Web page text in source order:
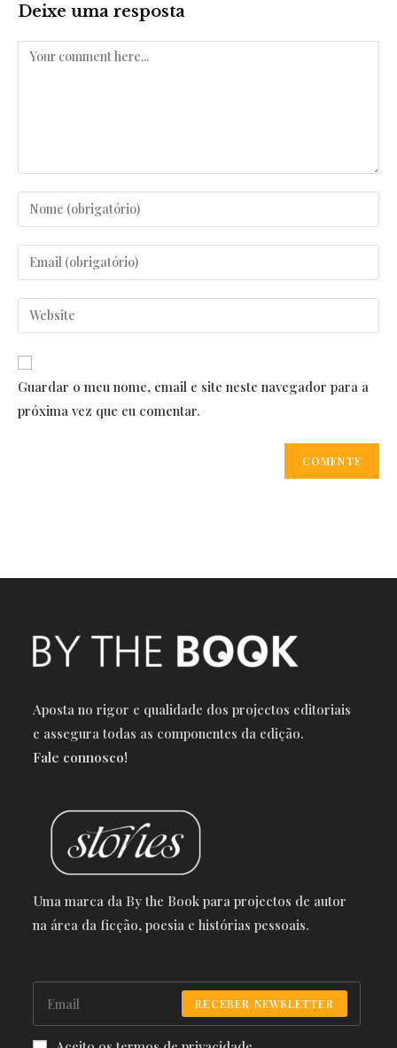
Deixe uma resposta
Comentar
Enter
your
name
username
Enter
your
email
comment
Enter
your
website
URL
(optional)
Guardar o meu nome, email e site neste navegador para a
próxima vez que eu comentar.
Aposta no rigor e qualidade dos projectos editoriais
e assegura todas as componentes da edição.
Fale connosco!
Uma marca da By the Book para projectos de autor
na área da ficção, poesia e histórias pessoais.
RECEBER NEWSLETTER